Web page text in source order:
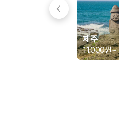
제주렌트카 보험까지 비
동일한 차량이라도 보험 조건에 따라
사고 발생 시 일정 금
보상 한도 내에서 면
제주
11,000원~